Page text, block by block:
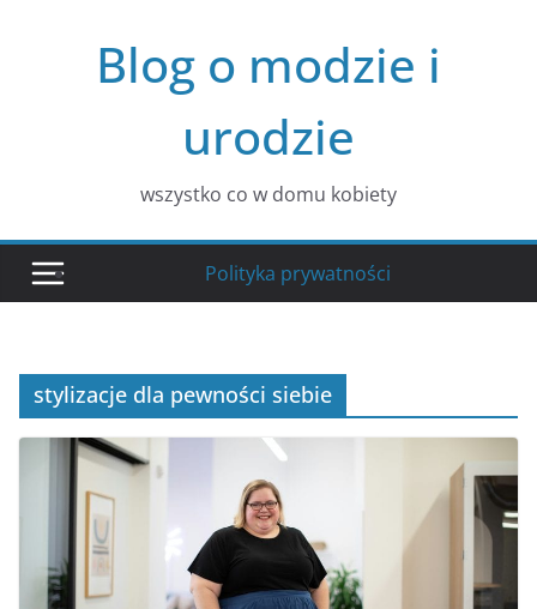
Blog o modzie i
urodzie
wszystko co w domu kobiety
Polityka prywatności
stylizacje dla pewności siebie